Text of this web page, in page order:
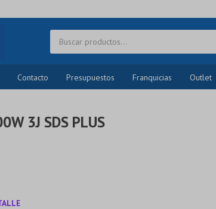
Contacto Presupuestos Franquicias Outlet
3J SDS PLUS